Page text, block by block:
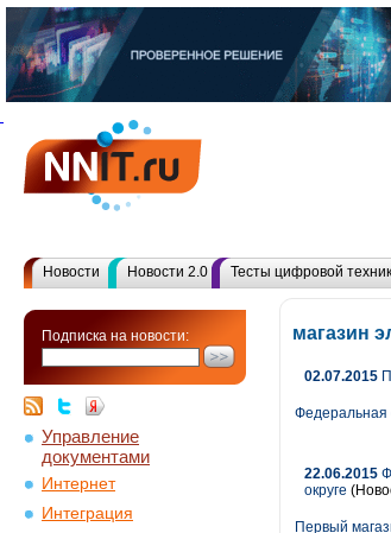
Новости Новости 2.0 Тесты цифровой
Подписка на новости:
Управление
документами
Интернет
Интеграция
магазин
02.07.2015
Федеральная
22.06.2015
округе
Первый